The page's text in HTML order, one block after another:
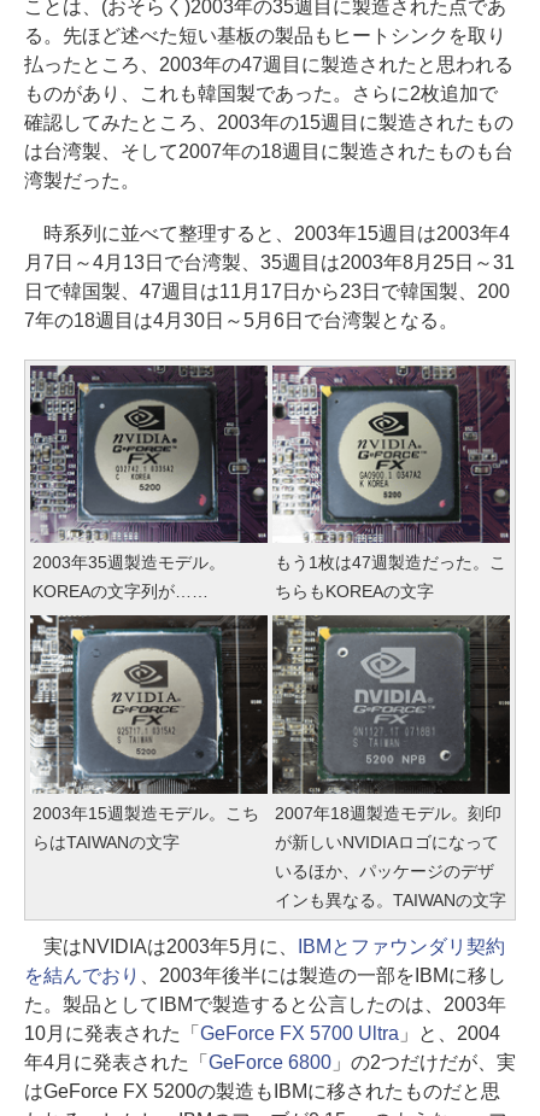
ことは、(おそらく)2003年の35週目に製造された点であ
る。先ほど述べた短い基板の製品もヒートシンクを取り
払ったところ、2003年の47週目に製造されたと思われる
ものがあり、これも韓国製であった。さらに2枚追加で
確認してみたところ、2003年の15週目に製造されたもの
は台湾製、そして2007年の18週目に製造されたものも台
湾製だった。
時系列に並べて整理すると、2003年15週目は2003年4
月7日～4月13日で台湾製、35週目は2003年8月25日～31
日で韓国製、47週目は11月17日から23日で韓国製、200
7年の18週目は4月30日～5月6日で台湾製となる。
2003年35週製造モデル。
KOREAの文字列が……
もう1枚は47週製造だった。こ
ちらもKOREAの文字
2003年15週製造モデル。こち
らはTAIWANの文字
2007年18週製造モデル。刻印
が新しいNVIDIAロゴになって
いるほか、パッケージのデザ
インも異なる。TAIWANの文字
実はNVIDIAは2003年5月に、
IBMとファウンダリ契約
を結んでおり
、2003年後半には製造の一部をIBMに移し
た。製品としてIBMで製造すると公言したのは、2003年
10月に発表された「 GeForce FX 5700 Ultra 」と、2004
年4月に発表された「 GeForce 6800」の2つだけだが、実
はGeForce FX 5200の製造もIBMに移されたものだと思